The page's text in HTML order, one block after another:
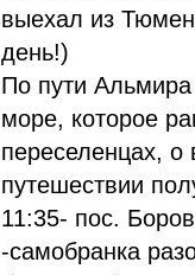
выехал из
день!)
По пути
море, которое
переселенцах, о
путешествии
11:35- пос.
-самобранка